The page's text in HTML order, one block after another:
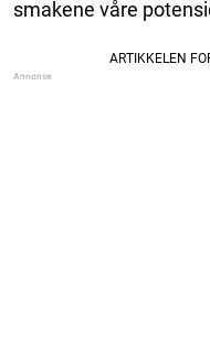
smakene våre